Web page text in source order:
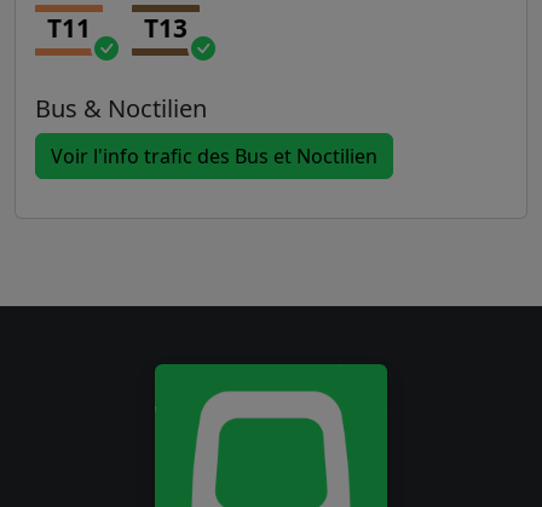
T11 T13
Bus & Noctilien
Voir l'info trafic des Bus et Noctilien